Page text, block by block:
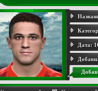
Дата: